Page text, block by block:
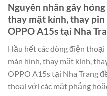
Nguyên nhân gây
thay mặt kính, thay
OPPO A15s tại Nha
Hầu hết các dòng điện
màn hình, thay mặt kính,
OPPO A15s tại Nha Trang
thoại với các mặt phẳng